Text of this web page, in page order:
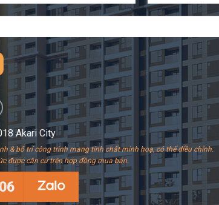
Akari City
& bố trí công trình mang tính chất minh hoạ, có thể điều chỉnh.
được căn cứ trên hợp đồng mua bán.